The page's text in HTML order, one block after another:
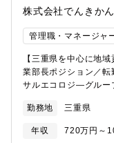
株式会社でんきか
管理職・マネージャ
【三重県を中心に地
業部長ポジション／
サルエコロジ―グルー
行っています。お客
ビスを提供していま
ていくなかで、事業
勤務地 三重県
年収 720万円～